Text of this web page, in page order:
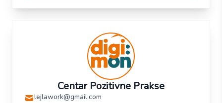
Centar Pozitivne Prakse
lejlawork@gmail.com